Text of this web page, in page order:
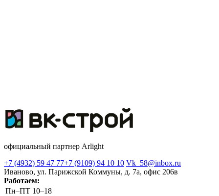
официальный партнер Arlight
+7 (4932) 59 47 77+7 (9109) 94 10 10 Vk_58@inbox.ru
Иваново, ул. Парижской Коммуны, д. 7а, офис 206в
Работаем:
Пн–ПТ 10–18